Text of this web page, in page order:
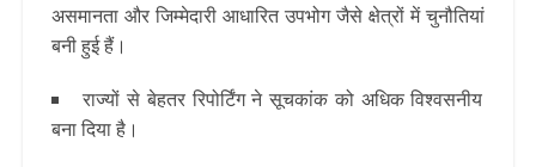
असमानता और जिम्मेदारी आधारित उपभोग जैसे क्षेत्रों में चुनौतियां
बनी हुई हैं।
राज्यों से बेहतर रिपोर्टिंग ने सूचकांक को अधिक विश्वसनीय
बना दिया है।